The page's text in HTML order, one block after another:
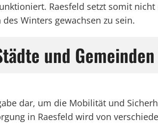
Raesfeld setzt somit
Winters gewachsen zu sein.
und
dar, um die Mobilität und
in Raesfeld wird von